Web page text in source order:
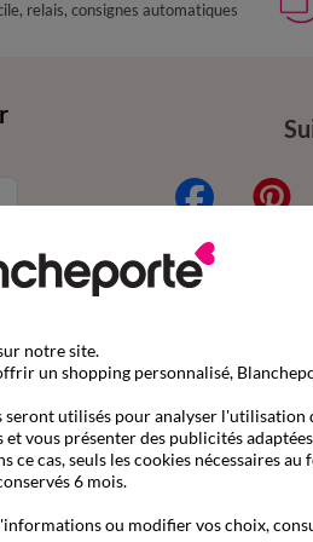
relais, consignes automatiques
par référence catalogue
gratuits en Point Relais®
notre site.
un shopping personnalisé,
seront utilisés pour analyser l'utilisation
et vous présenter des publicités
ce cas, seuls les cookies nécessaires
6 mois.
ou modifier vos choix,